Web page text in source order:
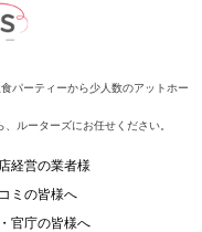
パーティーから少人数のアットホー
ルーターズにお任せください。
経営の業者様
ミの皆様へ
官庁の皆様へ